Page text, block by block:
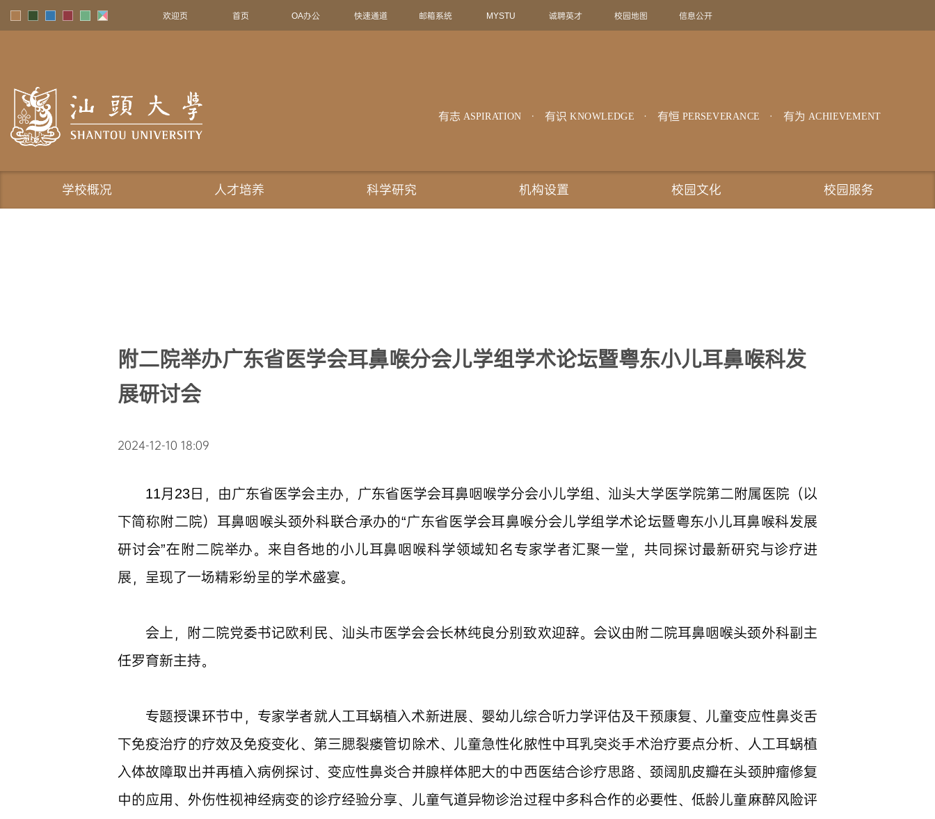
欢迎页 首页 OA办公 快速通道 邮箱系统 MYSTU 诚聘英才 校园地图 信息公开
有志 ASPIRATION 有识 KNOWLEDGE 有恒 PERSEVERANCE 有为 ACHIEVEMENT
学校概况 人才培养 科学研究 机构设置 校园文化 校园服务
附二院举办广东省医学会耳鼻喉分会儿学组学术论坛暨粤东小儿耳鼻喉科发
展研讨会
2024-12-10 18:09
11月23日，由广东省医学会主办，广东省医学会耳鼻咽喉学分会小儿学组、汕头大学医学院第二附属医院（以
下简称附二院）耳鼻咽喉头颈外科联合承办的“广东省医学会耳鼻喉分会儿学组学术论坛暨粤东小儿耳鼻喉科发展
研讨会”在附二院举办。来自各地的小儿耳鼻咽喉科学领域知名专家学者汇聚一堂，共同探讨最新研究与诊疗进
展，呈现了一场精彩纷呈的学术盛宴。
会上，附二院党委书记欧利民、汕头市医学会会长林纯良分别致欢迎辞。会议由附二院耳鼻咽喉头颈外科副主
任罗育新主持。
专题授课环节中，专家学者就人工耳蜗植入术新进展、婴幼儿综合听力学评估及干预康复、儿童变应性鼻炎舌
下免疫治疗的疗效及免疫变化、第三腮裂瘘管切除术、儿童急性化脓性中耳乳突炎手术治疗要点分析、人工耳蜗植
入体故障取出并再植入病例探讨、变应性鼻炎合并腺样体肥大的中西医结合诊疗思路、颈阔肌皮瓣在头颈肿瘤修复
中的应用、外伤性视神经病变的诊疗经验分享、儿童气道异物诊治过程中多科合作的必要性、低龄儿童麻醉风险评